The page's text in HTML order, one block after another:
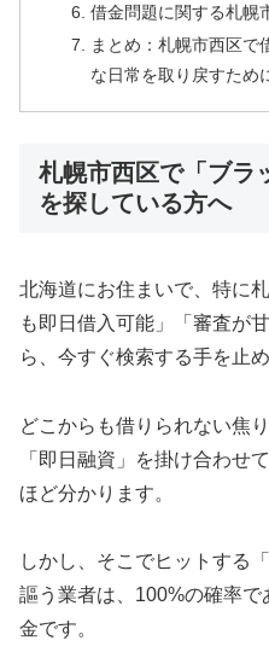
借金問題に関する札幌
まとめ：札幌市西区で
な日常を取り戻すため
札幌市西区で「ブラ
を探している方へ
北海道にお住まいで、特に
も即日借入可能」「審査が
ら、今すぐ検索する手を止
どこからも借りられない焦
「即日融資」を掛け合わせ
ほど分かります。
しかし、そこでヒットする
謳う業者は、100%の確率
金です。